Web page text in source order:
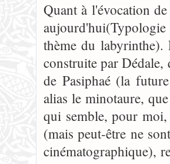
Quant à l'évocation
thème du
construite par
de Pasiphaé (la
alias le minotaure,
qui semble, pour moi,
(mais peut-être ne
cinématographique),